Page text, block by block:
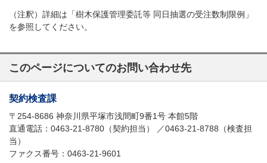
（注釈）詳細は「樹木保護管理委託等 同日抽選の受注数制限例」
を参照してください。
このページについてのお問い合わせ先
契約検査課
〒254-8686 神奈川県平塚市浅間町9番1号 本館5階
直通電話：0463-21-8780（契約担当） ／0463-21-8788（検査担
当）
ファクス番号：0463-21-9601